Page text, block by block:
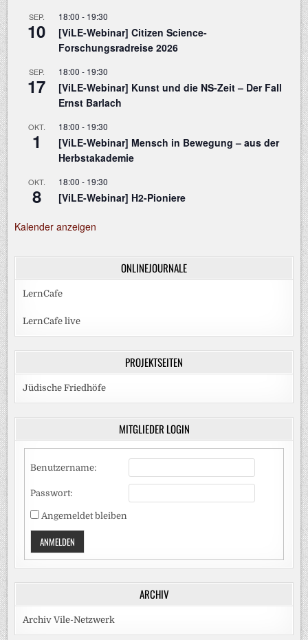
SEP.
10
18:00 - 19:30
[ViLE-Webinar] Citizen Science-
Forschungsradreise 2026
SEP.
17
18:00 - 19:30
[ViLE-Webinar] Kunst und die NS-Zeit – Der Fall
Ernst Barlach
OKT.
1
18:00 - 19:30
[ViLE-Webinar] Mensch in Bewegung – aus der
Herbstakademie
OKT.
8
18:00 - 19:30
[ViLE-Webinar] H2-Pioniere
Kalender anzeigen
ONLINEJOURNALE
LernCafe
LernCafe live
PROJEKTSEITEN
Jüdische Friedhöfe
MITGLIEDER LOGIN
Benutzername:
Passwort:
Angemeldet bleiben
ANMELDEN
ARCHIV
Archiv Vile-Netzwerk